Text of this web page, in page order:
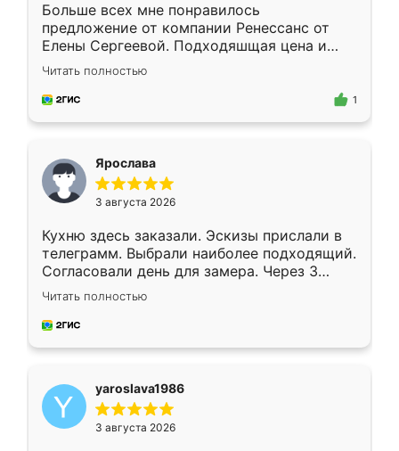
Больше всех мне понравилось
предложение от компании Ренессанс от
Елены Сергеевой. Подходяшщая цена и
короткие сроки изготовления. Приехавший
для замера сотрудник Владислав
предложил по моему эскизу самый
Читать полностью
1
Ярослава
3 августа 2026
Кухню здесь заказали. Эскизы прислали в
телеграмм. Выбрали наиболее подходящий.
Согласовали день для замера. Через 3
недели кухня была уже готова. Остались
довольны работой. Спасибо Ренессанс
мебель за качественную работу!
Читать полностью
yaroslava1986
3 августа 2026